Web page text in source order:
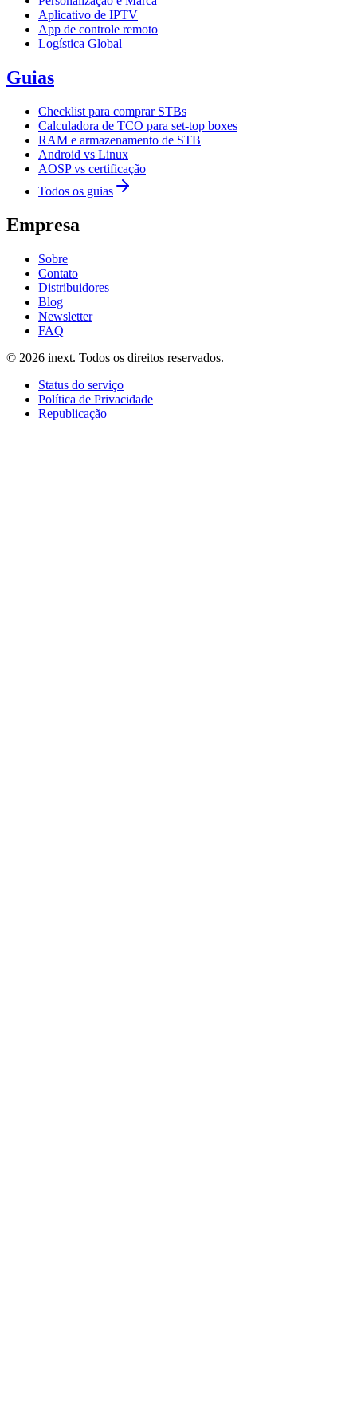
Aplicativo de IPTV
App de controle remoto
Logística Global
Guias
Checklist para comprar STBs
Calculadora de TCO para set-top boxes
RAM e armazenamento de STB
Android vs Linux
AOSP vs certificação
Todos os guias
Empresa
Sobre
Contato
Distribuidores
Blog
Newsletter
FAQ
© 2026 inext. Todos os direitos reservados.
Status do serviço
Política de Privacidade
Republicação